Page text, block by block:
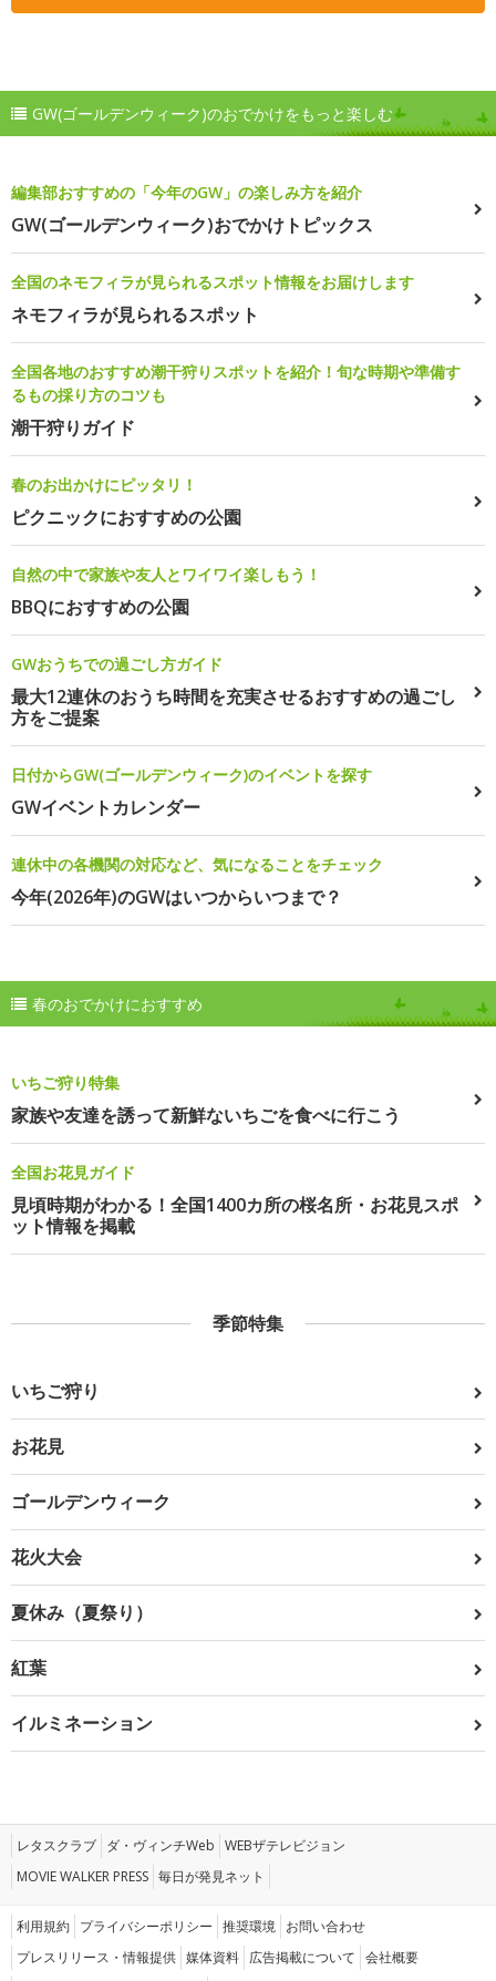
GW(ゴールデンウィーク)のおでかけをもっと楽しむ
編集部おすすめの「今年のGW」の楽しみ方を紹介
GW(ゴールデンウィーク)おでかけトピックス
全国のネモフィラが見られるスポット情報をお届けします
ネモフィラが見られるスポット
全国各地のおすすめ潮干狩りスポットを紹介！旬な時期や準備す
るもの採り方のコツも
潮干狩りガイド
春のお出かけにピッタリ！
ピクニックにおすすめの公園
自然の中で家族や友人とワイワイ楽しもう！
BBQにおすすめの公園
GWおうちでの過ごし方ガイド
最大12連休のおうち時間を充実させるおすすめの過ごし
方をご提案
日付からGW(ゴールデンウィーク)のイベントを探す
GWイベントカレンダー
連休中の各機関の対応など、気になることをチェック
今年(2026年)のGWはいつからいつまで？
春のおでかけにおすすめ
いちご狩り特集
家族や友達を誘って新鮮ないちごを食べに行こう
全国お花見ガイド
見頃時期がわかる！全国1400カ所の桜名所・お花見スポ
ット情報を掲載
季節特集
いちご狩り
お花見
ゴールデンウィーク
花火大会
夏休み（夏祭り）
紅葉
イルミネーション
レタスクラブ ダ・ヴィンチWeb WEBザテレビジョン
MOVIE WALKER PRESS 毎日が発見ネット
利用規約 プライバシーポリシー 推奨環境 お問い合わせ
プレスリリース・情報提供 媒体資料 広告掲載について 会社概要